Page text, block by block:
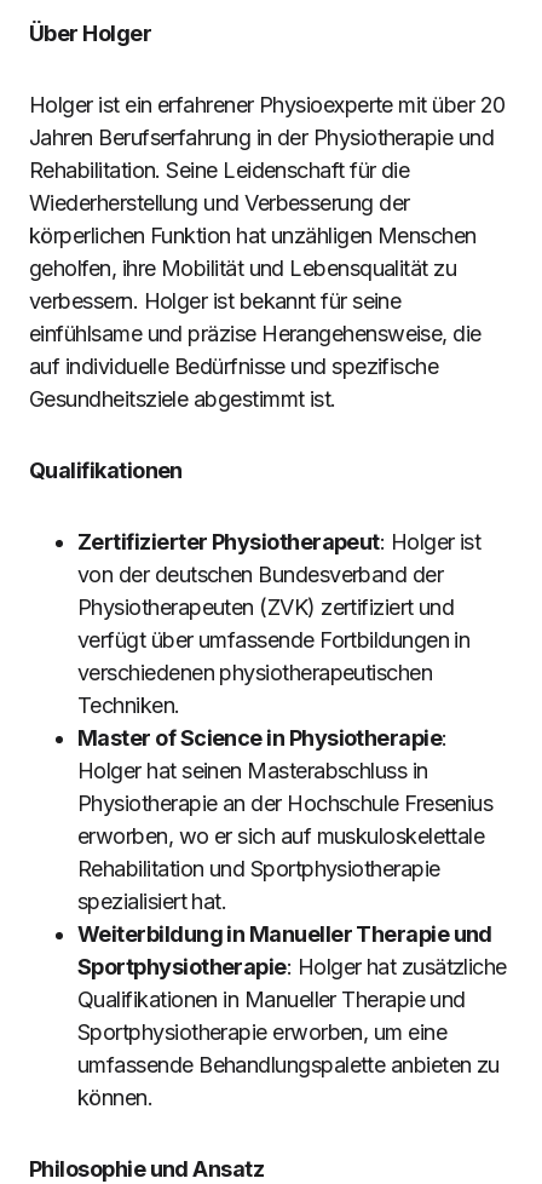
Über Holger
Holger ist ein erfahrener Physioexperte mit über 20
Jahren Berufserfahrung in der Physiotherapie und
Rehabilitation. Seine Leidenschaft für die
Wiederherstellung und Verbesserung der
körperlichen Funktion hat unzähligen Menschen
geholfen, ihre Mobilität und Lebensqualität zu
verbessern. Holger ist bekannt für seine
einfühlsame und präzise Herangehensweise, die
auf individuelle Bedürfnisse und spezifische
Gesundheitsziele abgestimmt ist.
Qualifikationen
Zertifizierter Physiotherapeut: Holger ist
von der deutschen Bundesverband der
Physiotherapeuten (ZVK) zertifiziert und
verfügt über umfassende Fortbildungen in
verschiedenen physiotherapeutischen
Techniken.
Master of Science in Physiotherapie:
Holger hat seinen Masterabschluss in
Physiotherapie an der Hochschule Fresenius
erworben, wo er sich auf muskuloskelettale
Rehabilitation und Sportphysiotherapie
spezialisiert hat.
Weiterbildung in Manueller Therapie und
Sportphysiotherapie: Holger hat zusätzliche
Qualifikationen in Manueller Therapie und
Sportphysiotherapie erworben, um eine
umfassende Behandlungspalette anbieten zu
können.
Philosophie und Ansatz